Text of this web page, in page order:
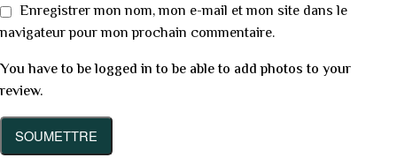
Enregistrer mon nom, mon e-mail et mon site dans le
navigateur pour mon prochain commentaire.
You have to be logged in to be able to add photos to your
review.